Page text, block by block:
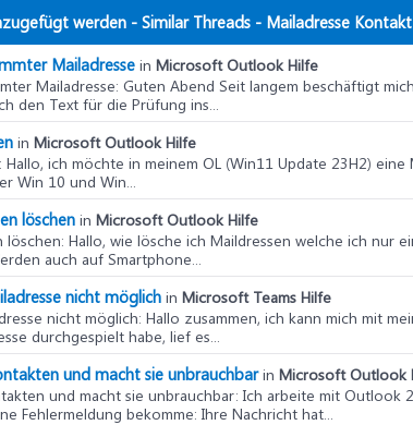
werden - Similar Threads - Mailadresse
Mailadresse in Microsoft Outlook Hilfe
Mailadresse: Guten Abend Seit langem beschäftigt
den Text für die Prüfung ins...
in Microsoft Outlook Hilfe
: Hallo, ich möchte in meinem OL (Win11 Update 23H2)
Win 10 und Win...
löschen in Microsoft Outlook Hilfe
löschen: Hallo, wie lösche ich Maildressen welche ich nur
auch auf Smartphone...
nicht möglich in Microsoft Teams Hilfe
nicht möglich: Hallo zusammen, ich kann mich mit
durchgespielt habe, lief es...
und macht sie unbrauchbarin Microsoft Outlook
und macht sie unbrauchbar: Ich arbeite mit Outlook
Fehlermeldung bekomme: Ihre Nachricht hat...